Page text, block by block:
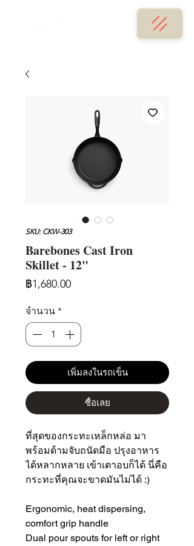
SKU: CKW-303
Barebones Cast Iron
Skillet - 12"
฿1,680.00ราคา
จำนวน *
เพิ่มลงในรถเข็น
ซื้อเลย
ที่สุดของกระทะเหล็กหล่อ มา
พร้อมด้ามจับถนัดมือ ปรุงอาหาร
ได้หลากหลาย เข้าเตาอบก็ได้ นี่คือ
กระทะที่คุณจะขาดมันไม่ได้ :)
Ergonomic, heat dispersing,
comfort grip handle
Dual pour spouts for left or right